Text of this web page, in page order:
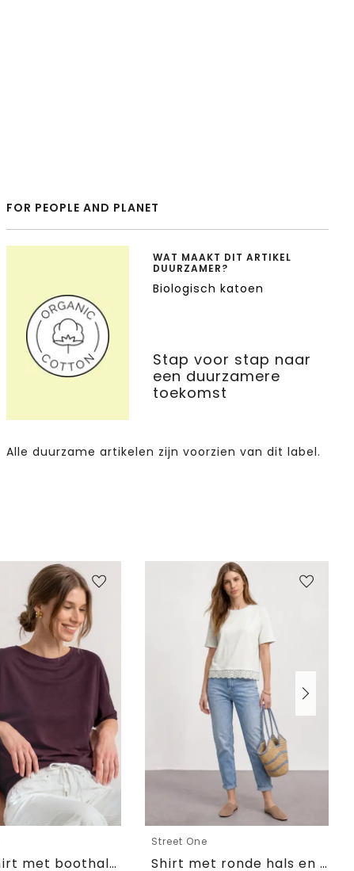
FOR PEOPLE AND PLANET
WAT MAAKT DIT ARTIKEL
DUURZAMER?
Biologisch katoen
Stap voor stap naar
een duurzamere
toekomst
Alle duurzame artikelen zijn voorzien van dit label.
Basic Shirt met boothals en elastische zoom
Street One
Shirt met ronde hals en kant